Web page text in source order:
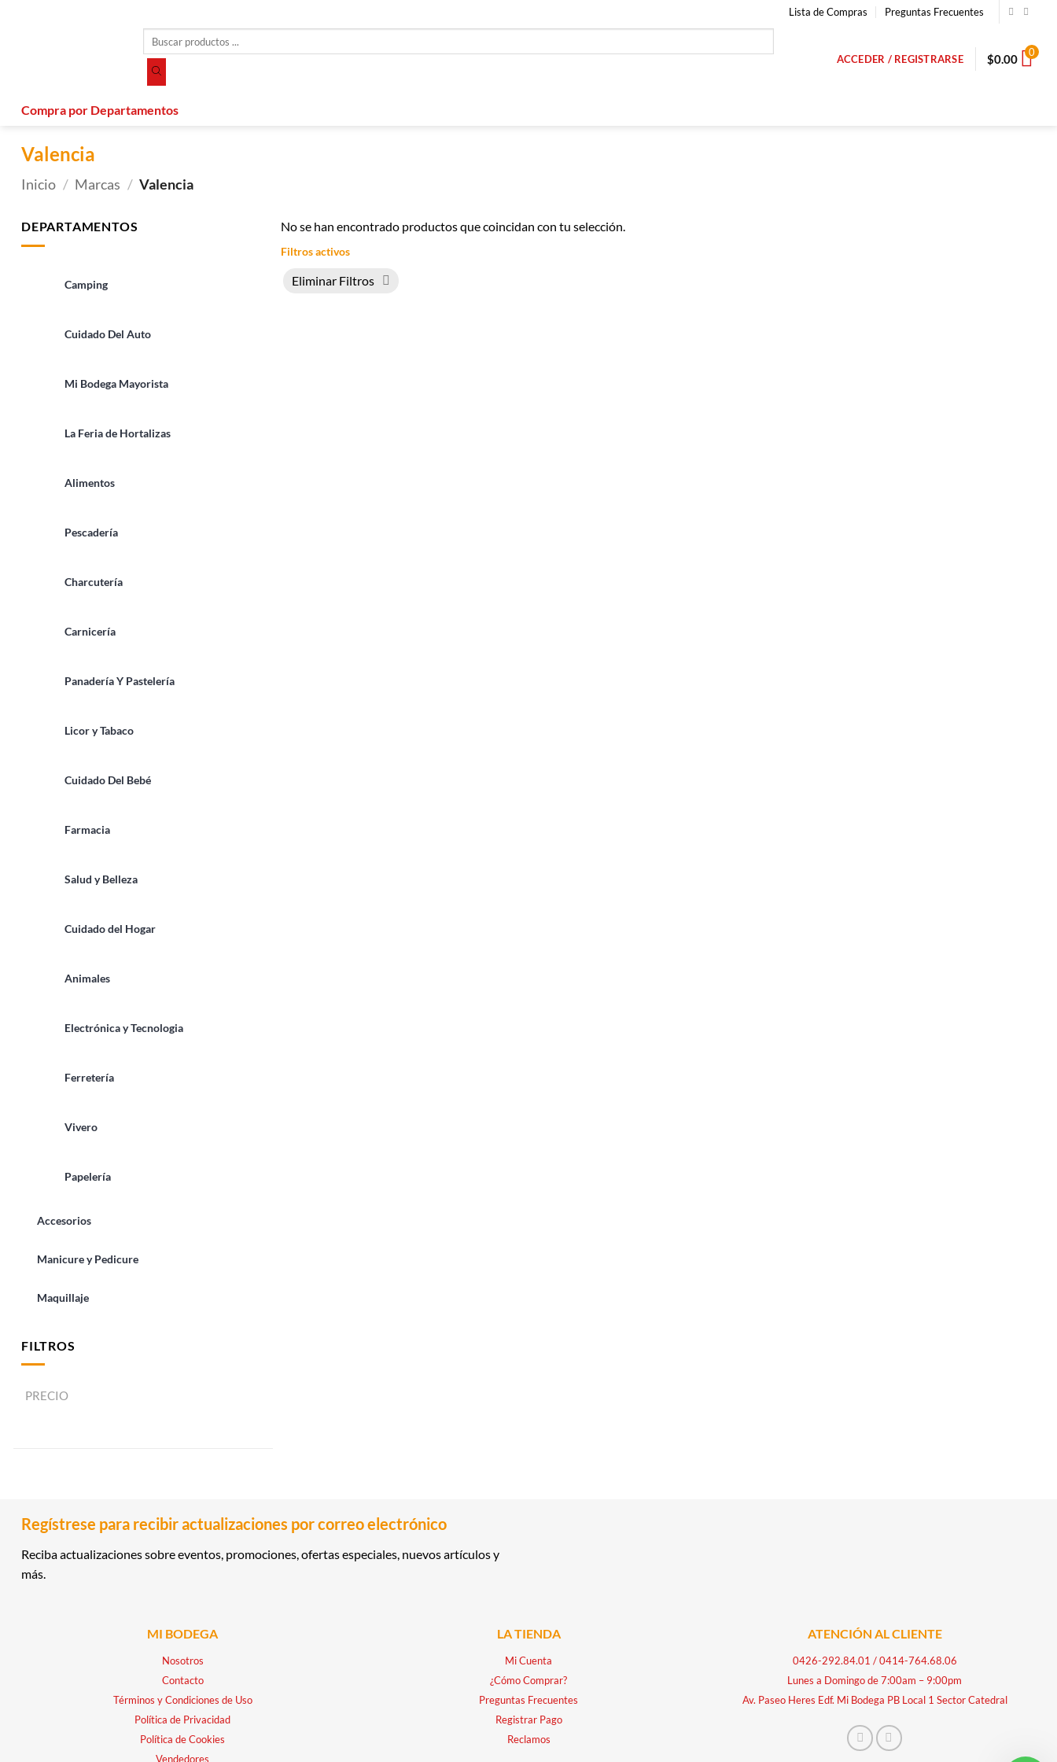
Lista de Compras Preguntas Frecuentes
productos
ACCEDER / REGISTRARSE $0.00 0
Compra por Departamentos
Valencia
Inicio / Marcas / Valencia
DEPARTAMENTOS
Camping
Cuidado Del Auto
Mi Bodega Mayorista
La Feria de Hortalizas
Alimentos
Pescadería
Charcutería
Carnicería
Panadería Y Pastelería
Licor y Tabaco
Cuidado Del Bebé
Farmacia
Salud y Belleza
Cuidado del Hogar
Animales
Electrónica y Tecnologia
Ferretería
Vivero
Papelería
Accesorios
Manicure y Pedicure
Maquillaje
FILTROS
PRECIO
No se han encontrado productos que coincidan con tu selección.
Filtros activos
Eliminar Filtros
Regístrese para recibir actualizaciones por correo electrónico
Reciba actualizaciones sobre eventos, promociones, ofertas especiales, nuevos artículos y
más.
MI BODEGA
Nosotros
Contacto
Términos y Condiciones de Uso
Política de Privacidad
Política de Cookies
Vendedores
LA TIENDA
Mi Cuenta
¿Cómo Comprar?
Preguntas Frecuentes
Registrar Pago
Reclamos
ATENCIÓN AL CLIENTE
0426-292.84.01 /0414-764.68.06
Lunes a Domingo de 7:00am – 9:00pm
Av. Paseo Heres Edf. Mi Bodega PB Local 1 Sector Catedral